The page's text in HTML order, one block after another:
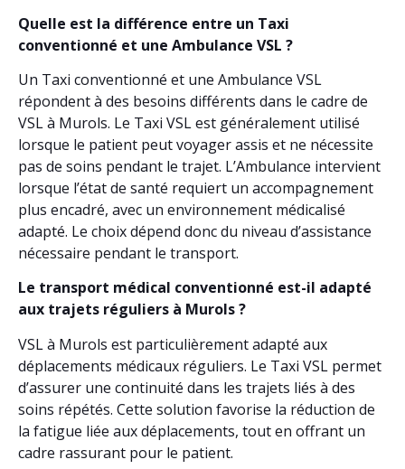
Quelle est la différence entre un Taxi
conventionné et une Ambulance VSL ?
Un Taxi conventionné et une Ambulance VSL
répondent à des besoins différents dans le cadre de
VSL à Murols. Le Taxi VSL est généralement utilisé
lorsque le patient peut voyager assis et ne nécessite
pas de soins pendant le trajet. L’Ambulance intervient
lorsque l’état de santé requiert un accompagnement
plus encadré, avec un environnement médicalisé
adapté. Le choix dépend donc du niveau d’assistance
nécessaire pendant le transport.
Le transport médical conventionné est-il adapté
aux trajets réguliers à Murols ?
VSL à Murols est particulièrement adapté aux
déplacements médicaux réguliers. Le Taxi VSL permet
d’assurer une continuité dans les trajets liés à des
soins répétés. Cette solution favorise la réduction de
la fatigue liée aux déplacements, tout en offrant un
cadre rassurant pour le patient.